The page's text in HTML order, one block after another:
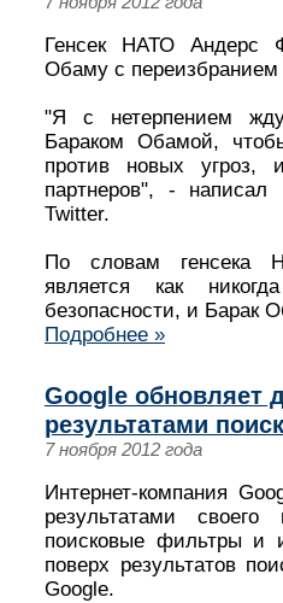
Генсек НАТО Андерс
Обаму с
"Я с нетерпением
Бараком Обамой,
против новых угроз,
партнеров", -
Twitter.
По словам генсека
является как
безопасности, и Барак
Подробнее »
Google обновляет
результатами
7 ноября 2012 года
Интернет-компания
результатами своего
поисковые фильтры и
поверх результатов
Google.